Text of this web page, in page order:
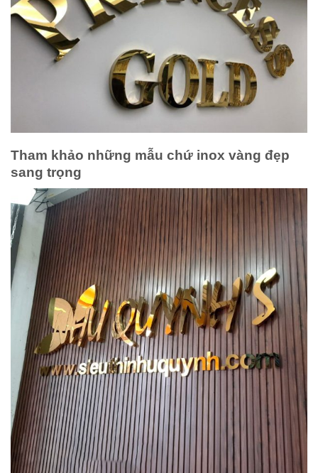
Tham khảo những mẫu chứ inox vàng đẹp
sang trọng